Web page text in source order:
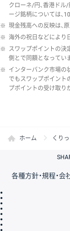
クローネ/円、香港ドル
ージ銘柄については、
※ 現金残高への反映は、
※ 海外の祝日などにより
※ スワップポイントの決
側とで同額となってい
※ インターバンク市場の
でもスワップポイント
プポイントの受け取り
ホーム くり
各種方針・規程・会